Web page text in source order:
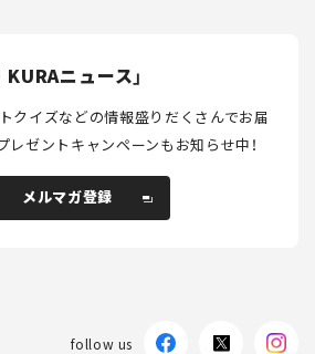
ニュース」
クイズなどの情報盛りだくさんでお届
レゼントキャンペーンもお知らせ中！
メルマガ登録
follow us